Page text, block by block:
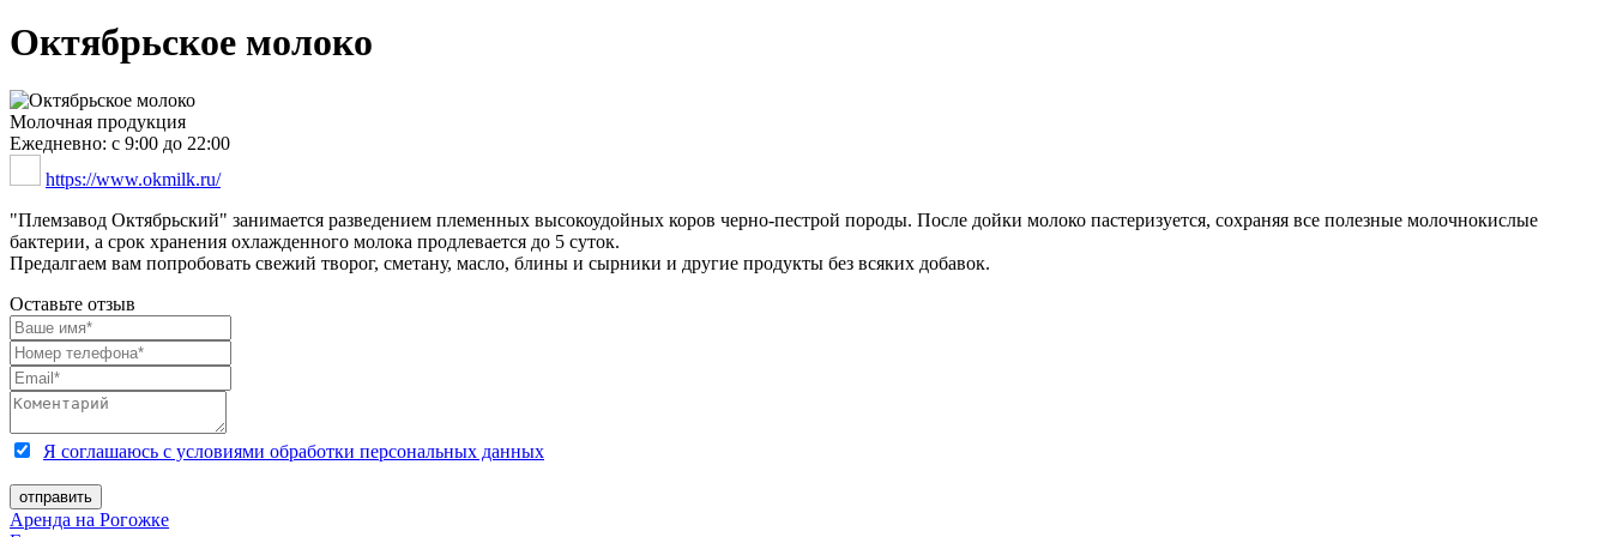
Октябрьское молоко
Молочная продукция
Ежедневно: с 9:00 до 22:00
https://www.okmilk.ru/
"Племзавод Октябрьский" занимается разведением племенных высокоудойных коров черно-пестрой породы. После дойки молоко пастеризуется, сохраняя все полезные молочнокислые
бактерии, а срок хранения охлажденного молока продлевается до 5 суток.
Предалгаем вам попробовать свежий творог, сметану, масло, блины и сырники и другие продукты без всяких добавок.
Оставьте отзыв
Я соглашаюсь с условиями обработки персональных данных
Аренда на Рогожке